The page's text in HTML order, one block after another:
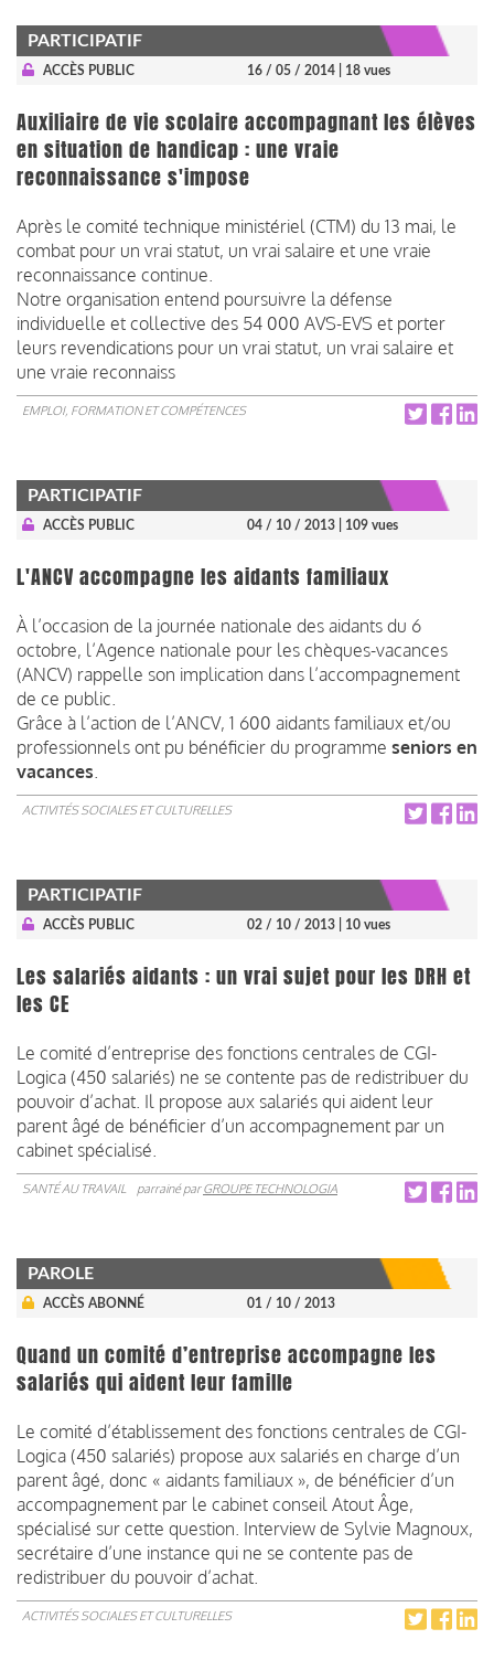
PARTICIPATIF
ACCÈS PUBLIC 16 / 05 / 2014 | 18 vues
Auxiliaire de vie scolaire accompagnant les élèves
en situation de handicap : une vraie
reconnaissance s'impose
Après le comité technique ministériel (CTM) du 13 mai, le
combat pour un vrai statut, un vrai salaire et une vraie
reconnaissance continue.
Notre organisation entend poursuivre la défense
individuelle et collective des 54 000 AVS-EVS et porter
leurs revendications pour un vrai statut, un vrai salaire et
une vraie reconnaiss
EMPLOI, FORMATION ET COMPÉTENCES
PARTICIPATIF
ACCÈS PUBLIC 04 / 10 / 2013 | 109 vues
L'ANCV accompagne les aidants familiaux
À l’occasion de la journée nationale des aidants du 6
octobre, l’Agence nationale pour les chèques-vacances
(ANCV) rappelle son implication dans l’accompagnement
de ce public.
Grâce à l’action de l’ANCV, 1 600 aidants familiaux et/ou
professionnels ont pu bénéficier du programme seniors en
vacances
ACTIVITÉS SOCIALES ET CULTURELLES
PARTICIPATIF
ACCÈS PUBLIC 02 / 10 / 2013 | 10 vues
Les salariés aidants : un vrai sujet pour les DRH et
les CE
Le comité d’entreprise des fonctions centrales de CGI-
Logica (450 salariés) ne se contente pas de redistribuer du
pouvoir d’achat. Il propose aux salariés qui aident leur
parent âgé de bénéficier d’un accompagnement par un
cabinet spécialisé.
SANTÉ AU TRAVAIL parrainé parGROUPE TECHNOLOGIA
PAROLE
ACCÈS ABONNÉ 01 / 10 / 2013
Quand un comité d’entreprise accompagne les
salariés qui aident leur famille
Le comité d’établissement des fonctions centrales de CGI-
Logica (450 salariés) propose aux salariés en charge d’un
parent âgé, donc « aidants familiaux », de bénéficier d’un
accompagnement par le cabinet conseil Atout Âge,
spécialisé sur cette question. Interview de Sylvie Magnoux,
secrétaire d’une instance qui ne se contente pas de
redistribuer du pouvoir d’achat.
ACTIVITÉS SOCIALES ET CULTURELLES